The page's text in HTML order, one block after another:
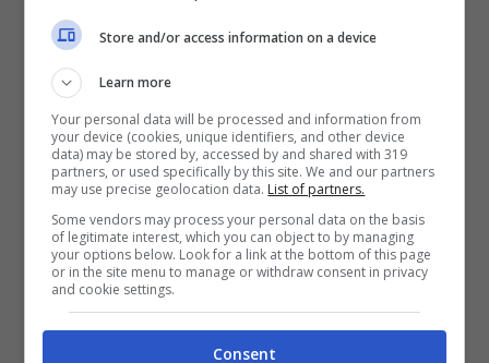
Poi ancora in sua difesa interviene un altro
utente: “Se critichiamo
l’estetica, chiudiamo tutto. Domani
critichiamoMaradonaper come giocava a
calcio eEminemper come rappa allora”. In
realtà la questione delle sopracciglia della
bella e talentuosaMiriamè storia lunga, lei
stessa infatti aveva già confessato nel
corso di un’intervista che i suoi detrattori si
concentrano proprio su quel dettaglio del
Store and/or access information on a device
Learn more
Your personal data will be processed and information from
your device (cookies, unique identifiers, and other device
data) may be stored by, accessed by and shared with 319
partners, or used specifically by this site. We and our partners
may use precise geolocation data. List of partners.
Some vendors may process your personal data on the basis
of legitimate interest, which you can object to by managing
your options below. Look for a link at the bottom of this page
or in the site menu to manage or withdraw consent in privacy
and cookie settings.
Consent